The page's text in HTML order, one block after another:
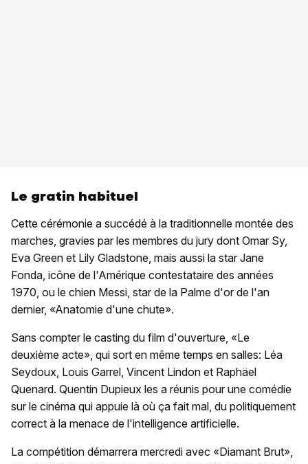
Le gratin habituel
Cette cérémonie a succédé à la traditionnelle montée des
marches, gravies par les membres du jury dont Omar Sy,
Eva Green et Lily Gladstone, mais aussi la star Jane
Fonda, icône de l'Amérique contestataire des années
1970, ou le chien Messi, star de la Palme d'or de l'an
dernier, «Anatomie d'une chute».
Sans compter le casting du film d'ouverture, «Le
deuxième acte», qui sort en même temps en salles: Léa
Seydoux, Louis Garrel, Vincent Lindon et Raphäel
Quenard. Quentin Dupieux les a réunis pour une comédie
sur le cinéma qui appuie là où ça fait mal, du politiquement
correct à la menace de l'intelligence artificielle.
La compétition démarrera mercredi avec «Diamant Brut»,